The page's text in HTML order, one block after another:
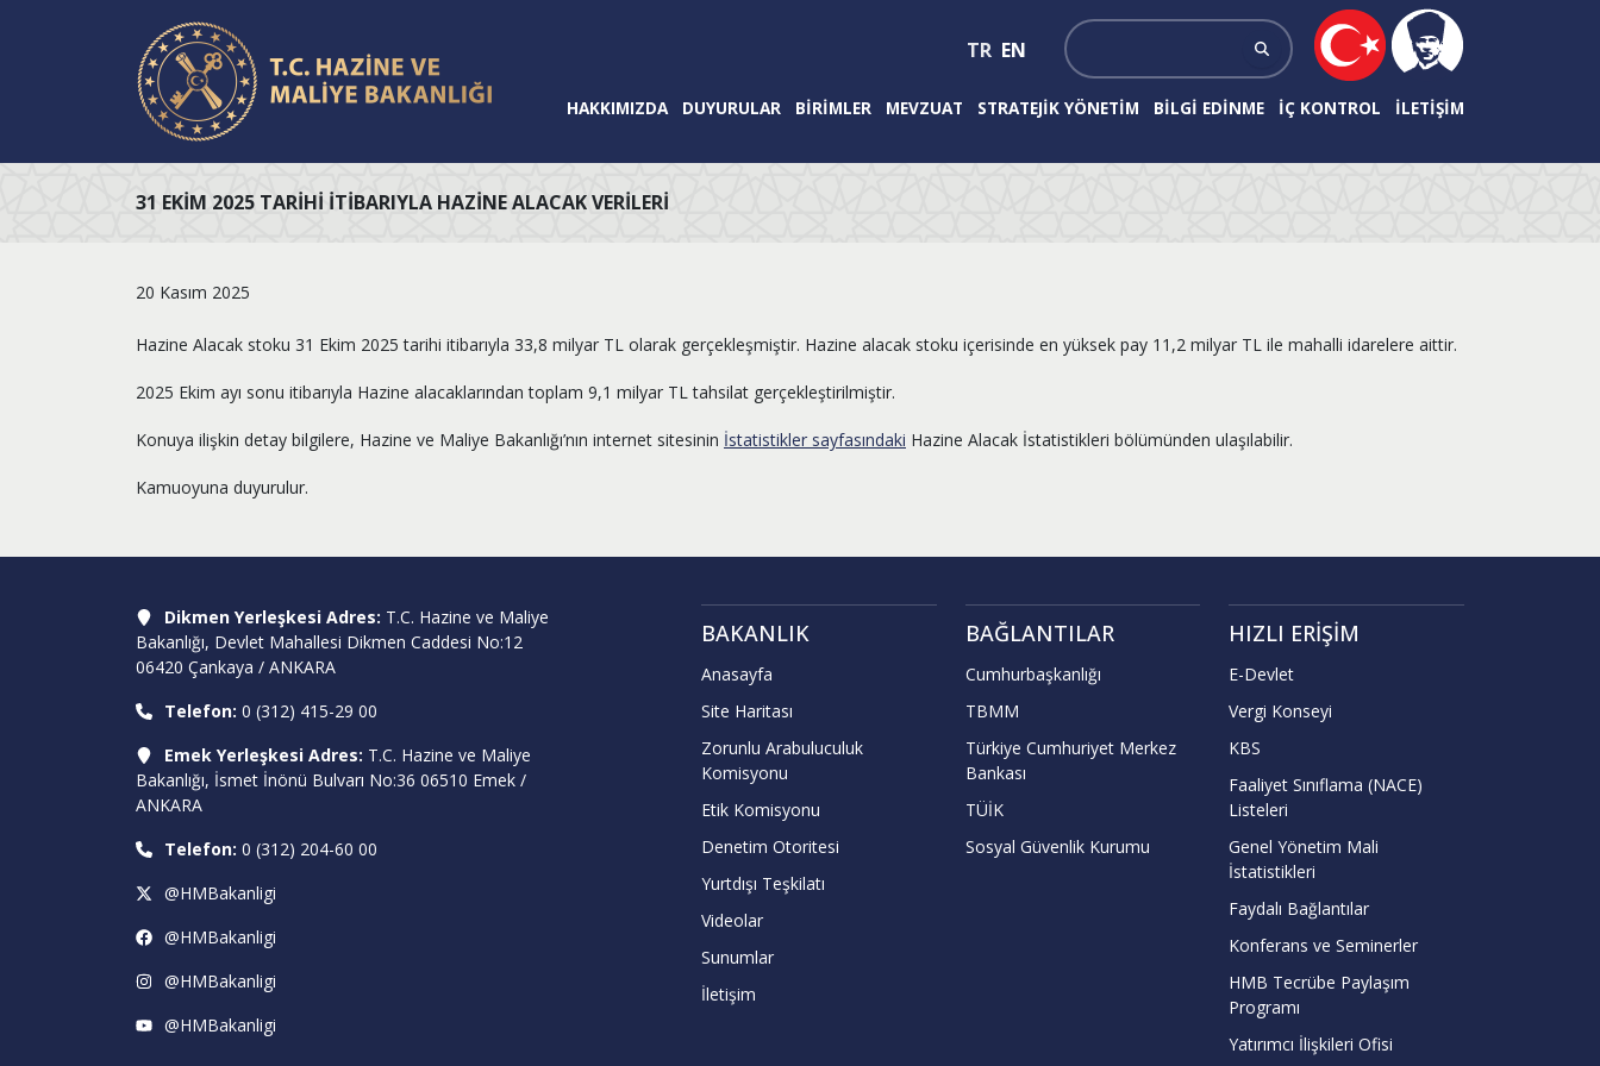
TR EN
HAKKIMIZDA DUYURULAR BIRIMLER MEVZUAT STRATEJIK YÖNETIM BILGI EDINME İÇ KONTROL İLETIŞIM
31 EKIM 2025 TARIHI İTIBARIYLA HAZINE ALACAK VERILERI
20 Kasım 2025
Hazine Alacak stoku 31 Ekim 2025 tarihi itibarıyla 33,8 milyar TL olarak gerçekleşmiştir. Hazine alacak stoku içerisinde en yüksek pay 11,2 milyar TL ile mahalli idarelere aittir.
2025 Ekim ayı sonu itibarıyla Hazine alacaklarından toplam 9,1 milyar TL tahsilat gerçekleştirilmiştir.
Konuya ilişkin detay bilgilere, Hazine ve Maliye Bakanlığı’nın internet sitesinin İstatistikler sayfasındaki Hazine Alacak İstatistikleri bölümünden ulaşılabilir.
Kamuoyuna duyurulur.
Dikmen Yerleşkesi Adres: T.C. Hazine ve Maliye
Bakanlığı, Devlet Mahallesi Dikmen Caddesi No:12
06420 Çankaya / ANKARA
Telefon: 0 (312) 415-29 00
Emek Yerleşkesi Adres: T.C. Hazine ve Maliye
Bakanlığı, İsmet İnönü Bulvarı No:36 06510 Emek /
ANKARA
Telefon: 0 (312) 204-60 00
@HMBakanligi
@HMBakanligi
@HMBakanligi
@HMBakanligi
BAKANLIK
Anasayfa
Site Haritası
Zorunlu Arabuluculuk
Komisyonu
Etik Komisyonu
Denetim Otoritesi
Yurtdışı Teşkilatı
Videolar
Sunumlar
İletişim
BAĞLANTILAR
Cumhurbaşkanlığı
TBMM
Türkiye Cumhuriyet Merkez
Bankası
TÜİK
Sosyal Güvenlik Kurumu
HIZLI ERIŞIM
E-Devlet
Vergi Konseyi
KBS
Faaliyet Sınıflama (NACE)
Listeleri
Genel Yönetim Mali
İstatistikleri
Faydalı Bağlantılar
Konferans ve Seminerler
HMB Tecrübe Paylaşım
Programı
Yatırımcı İlişkileri Ofisi